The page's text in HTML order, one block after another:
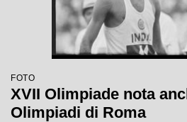
FOTO
XVII Olimpiade nota
Olimpiadi di Roma